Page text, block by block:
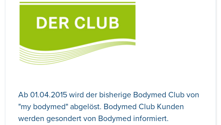
Ab 01.04.2015 wird der bisherige Bodymed Club von
"my bodymed" abgelöst. Bodymed Club Kunden
werden gesondert von Bodymed informiert.